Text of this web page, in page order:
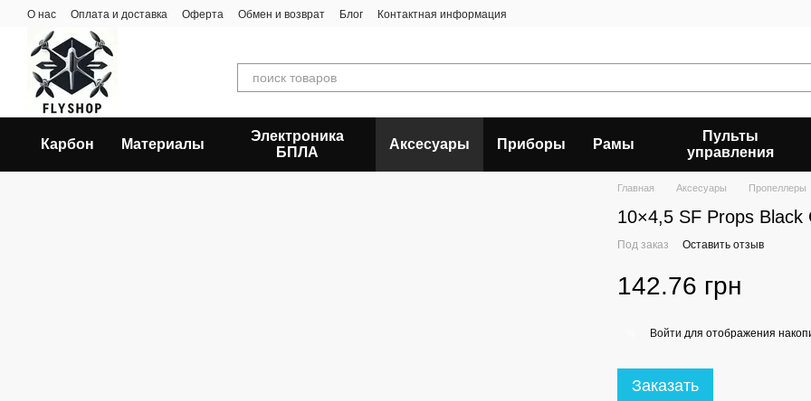
Перейти к основному контенту
О нас Оплата и доставка Оферта Обмен и возврат Блог Контактная информация
Карбон Материалы
Электроника
БПЛА
Аксесуары Приборы Рамы
Пульты
управления
Главная Аксесуары Пропеллеры
10×4,5 SF Props Black
Под заказ Оставить отзыв
142.76 грн
Войти для отображения
Заказать